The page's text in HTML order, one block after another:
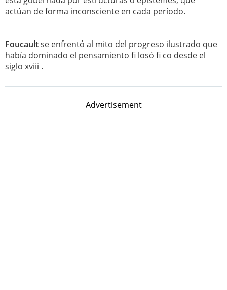
actúan de forma inconsciente en cada período.
Foucaultse enfrentó al mito del progreso ilustrado que
había dominado el pensamiento fi losó fi co desde el
siglo xviii .
Advertisement